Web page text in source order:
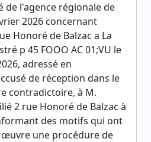
de l'agence régionale de
2026 concernant
Honoré de Balzac a La
p 45 FOOO AC 01;VU le
adressé en
de réception dans le
contradictoire, à M.
2 rue Honoré de Balzac à
des motifs qui ont
une procédure de